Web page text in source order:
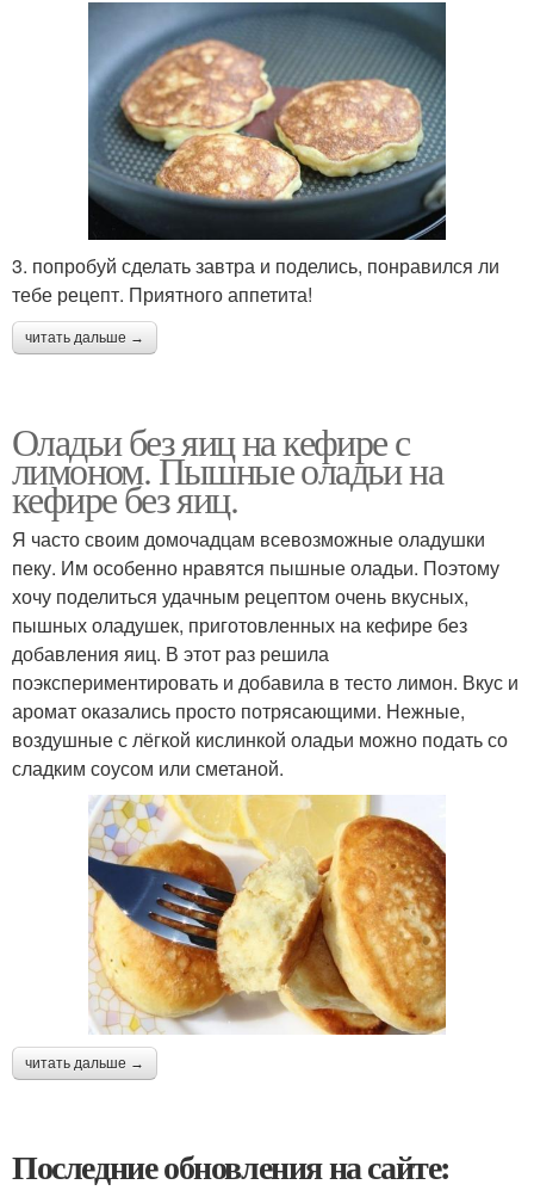
3. попробуй сделать завтра и поделись, понравился ли
тебе рецепт. Приятного аппетита!
читать дальше →
Оладьи без яиц на кефире с
лимоном. Пышные оладьи на
кефире без яиц.
Я часто своим домочадцам всевозможные оладушки
пеку. Им особенно нравятся пышные оладьи. Поэтому
хочу поделиться удачным рецептом очень вкусных,
пышных оладушек, приготовленных на кефире без
добавления яиц. В этот раз решила
поэкспериментировать и добавила в тесто лимон. Вкус и
аромат оказались просто потрясающими. Нежные,
воздушные с лёгкой кислинкой оладьи можно подать со
сладким соусом или сметаной.
читать дальше →
Последние обновления на сайте: